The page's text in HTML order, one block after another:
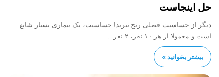
حل اینجاست
دیگر از حساسیت فصلی رنج نبرید! حساسیت، یک بیماری بسیار شایع
است و معمولا از هر ۱۰ نفر، ۲ نفر…
بیشتر بخوانید »